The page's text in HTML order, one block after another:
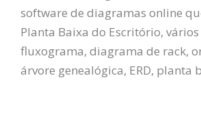
software de diagramas online
Planta Baixa do Escritório,
fluxograma, diagrama de rack,
árvore genealógica, ERD, planta